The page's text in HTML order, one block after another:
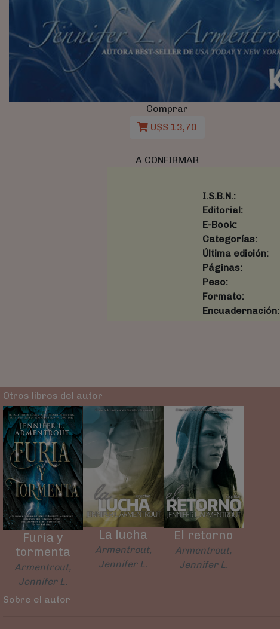
Comprar
U$S 13,70
A CONFIRMAR
I.S.B.N.:
Editorial:
E-Book:
Categorías:
Última edición:
Páginas:
Peso:
Formato:
Encuadernación:
Otros libros del autor
Furia y
tormenta
Armentrout,
Jennifer L.
La lucha
Armentrout,
Jennifer L.
El retorno
Armentrout,
Jennifer L.
Sobre el autor